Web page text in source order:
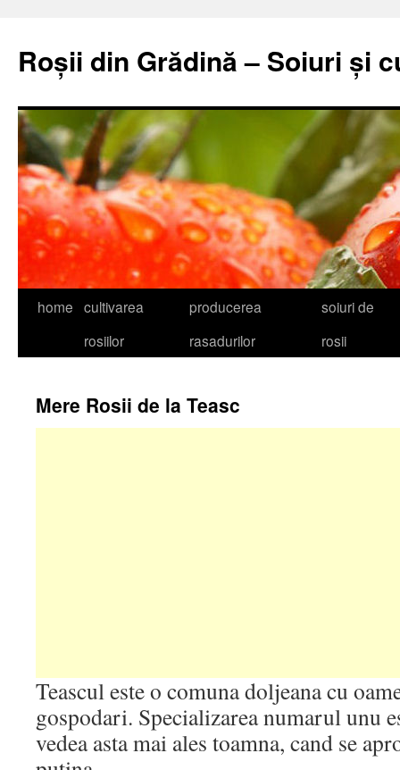
content
Roșii din Grădină – Soiuri și
home cultivarea
rosiilor
producerea
rasadurilor
soiuri de
rosii
Mere Rosii de la Teasc
Teascul este o comuna doljeana cu
gospodari. Specializarea numarul unu
vedea asta mai ales toamna, cand se